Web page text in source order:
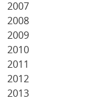
2007
2008
2009
2010
2011
2012
2013